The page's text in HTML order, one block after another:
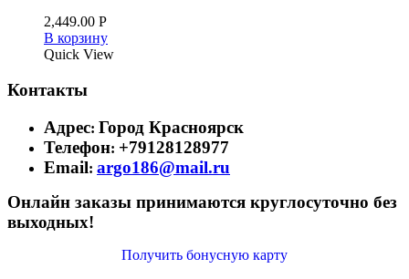
2,449.00 Р
В корзину
Quick View
Контакты
Адрес: Город Красноярск
Телефон: +79128128977
Email: argo186@mail.ru
Онлайн заказы принимаются круглосуточно без
выходных!
Получить бонусную карту